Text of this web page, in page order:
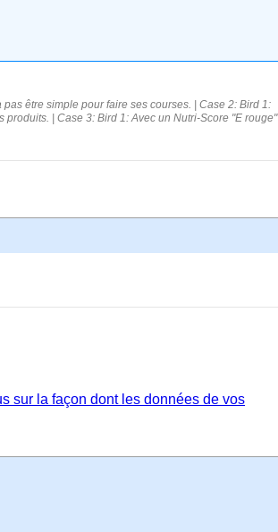
être simple pour faire ses courses. | Case 2: Bird 1:
| Case 3: Bird 1: Avec un Nutri-Score "E rouge"
sur la façon dont les données de vos